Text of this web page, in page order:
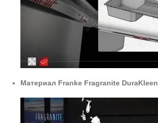
Материал Franke Fragranite DuraKleen